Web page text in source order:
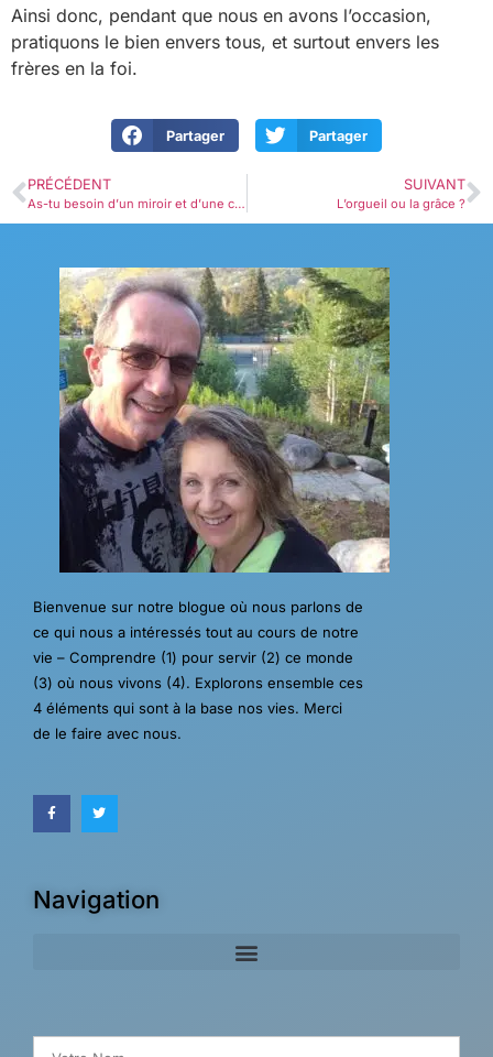
Ainsi donc, pendant que nous en avons l’occasion,
pratiquons le bien envers tous, et surtout envers les
frères en la foi.
Partager Partager
PRÉCÉDENT
As-tu besoin d’un miroir et d’une canne ?
SUIVANT
L’orgueil ou la grâce ?
Bienvenue sur notre blogue où nous parlons de
ce qui nous a intéressés tout au cours de notre
vie – Comprendre (1) pour servir (2) ce monde
(3) où nous vivons (4). Explorons ensemble ces
4 éléments qui sont à la base nos vies. Merci
de le faire avec nous.
Navigation